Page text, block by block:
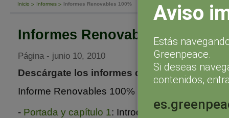
Inicio Informes Informes Renovables 100%
Informes Renovables 100%
Página - junio 10, 2010
Descárgate los informes de Renovables
Informe Renovables 100%
- Portada y capítulo 1: Introducción
Aviso
Estás
Greenpeace.
Si deseas
contenidos,